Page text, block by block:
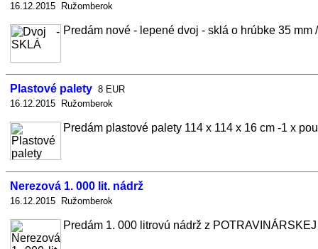
16.12.2015 Ružomberok
Predám nové - lepené dvoj - sklá o hrúbke 35
Plastové palety 8 EUR
16.12.2015 Ružomberok
Predám plastové palety 114 x 114 x 16 cm -1 x
Nerezová 1. 000 lit. nádrž
16.12.2015 Ružomberok
Predám 1. 000 litrovú nádrž z